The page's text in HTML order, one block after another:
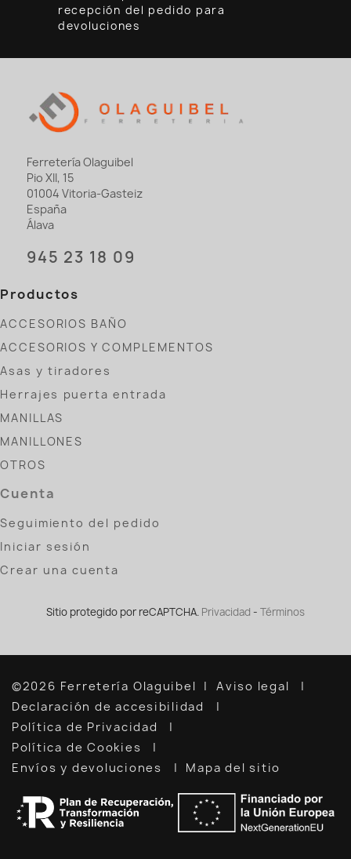
recepción del pedido para
devoluciones
Ferretería Olaguibel
Pio XII, 15
01004 Vitoria-Gasteiz
España
Álava
945 23 18 09
Productos
ACCESORIOS BAÑO
ACCESORIOS Y COMPLEMENTOS
Asas y tiradores
Herrajes puerta entrada
MANILLAS
MANILLONES
OTROS
Cuenta
Seguimiento del pedido
Iniciar sesión
Crear una cuenta
Sitio protegido por reCAPTCHA. Privacidad - Términos
©2026 Ferretería Olaguibel
Aviso legal
Declaración de accesibilidad
Política de Privacidad
Política de Cookies
Envíos y devoluciones
Mapa del sitio